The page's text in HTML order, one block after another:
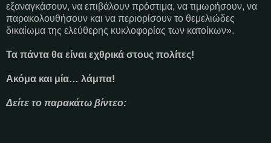
εξαναγκάσουν, να επιβάλουν πρόστιμα, να τιμωρήσουν, να
παρακολουθήσουν και να περιορίσουν το θεμελιώδες
δικαίωμα της ελεύθερης κυκλοφορίας των κατοίκων».
Τα πάντα θα είναι εχθρικά στους πολίτες!
Ακόμα και μία… λάμπα!
Δείτε το παρακάτω βίντεο: